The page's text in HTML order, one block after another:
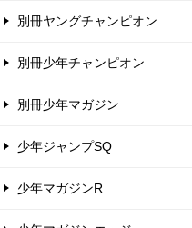
別冊ヤングチャンピオン
別冊少年チャンピオン
別冊少年マガジン
少年ジャンプSQ
少年マガジンR